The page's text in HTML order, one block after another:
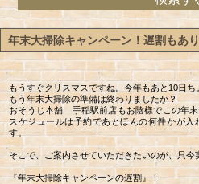
年末大掃除キャンペーン！遅割もあり
もうすぐクリスマスですね。今年もあと10日ち
もう年末大掃除の準備は終わりましたか？
おそうじ本舗 手稲駅前店もお陰様でこの年
スケジュールは予約であとほんの何件かが
す。
そこで、ご案内させていただきたいのが、只今
『年末大掃除キャンペーンの遅割』！